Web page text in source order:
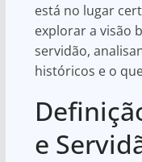
está no lugar
explorar a visão
servidão,
históricos e o
e